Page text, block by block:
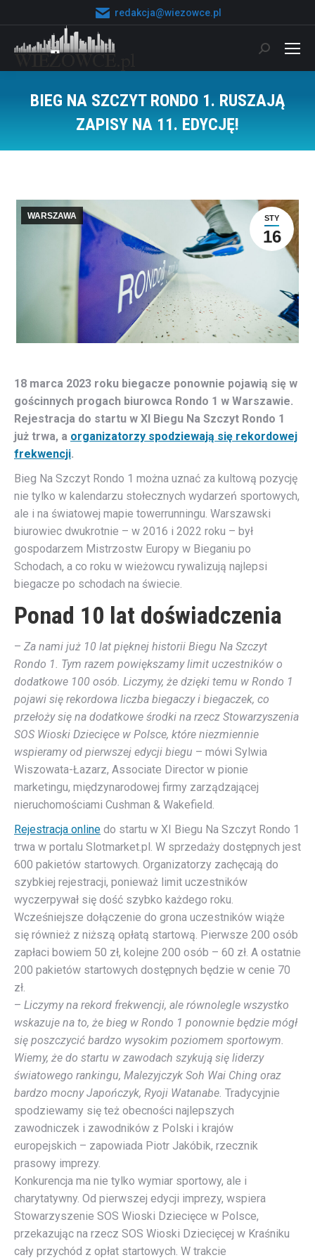
redakcja@wiezowce.pl
Szukaj:
BIEG NA SZCZYT RONDO 1. RUSZAJĄ
ZAPISY NA 11. EDYCJĘ!
STY
16
WARSZAWA
18 marca 2023 roku biegacze ponownie pojawią się w
gościnnych progach biurowca Rondo 1 w Warszawie.
Rejestracja do startu w XI Biegu Na Szczyt Rondo 1
już trwa, a organizatorzy spodziewają się rekordowej
frekwencji.
Bieg Na Szczyt Rondo 1 można uznać za kultową pozycję
nie tylko w kalendarzu stołecznych wydarzeń sportowych,
ale i na światowej mapie towerrunningu. Warszawski
biurowiec dwukrotnie – w 2016 i 2022 roku – był
gospodarzem Mistrzostw Europy w Bieganiu po
Schodach, a co roku w wieżowcu rywalizują najlepsi
biegacze po schodach na świecie.
Ponad 10 lat doświadczenia
– Za nami już 10 lat pięknej historii Biegu Na Szczyt
Rondo 1. Tym razem powiększamy limit uczestników o
dodatkowe 100 osób. Liczymy, że dzięki temu w Rondo 1
pojawi się rekordowa liczba biegaczy i biegaczek, co
przełoży się na dodatkowe środki na rzecz Stowarzyszenia
SOS Wioski Dziecięce w Polsce, które niezmiennie
wspieramy od pierwszej edycji biegu – mówi Sylwia
Wiszowata-Łazarz, Associate Director w pionie
marketingu, międzynarodowej firmy zarządzającej
nieruchomościami Cushman & Wakefield.
Rejestracja online do startu w XI Biegu Na Szczyt Rondo 1
trwa w portalu Slotmarket.pl. W sprzedaży dostępnych jest
600 pakietów startowych. Organizatorzy zachęcają do
szybkiej rejestracji, ponieważ limit uczestników
wyczerpywał się dość szybko każdego roku.
Wcześniejsze dołączenie do grona uczestników wiąże
się również z niższą opłatą startową. Pierwsze 200 osób
zapłaci bowiem 50 zł, kolejne 200 osób – 60 zł. A ostatnie
200 pakietów startowych dostępnych będzie w cenie 70
zł.
– Liczymy na rekord frekwencji, ale równolegle wszystko
wskazuje na to, że bieg w Rondo 1 ponownie będzie mógł
się poszczycić bardzo wysokim poziomem sportowym.
Wiemy, że do startu w zawodach szykują się liderzy
światowego rankingu, Malezyjczyk Soh Wai Ching oraz
bardzo mocny Japończyk, Ryoji Watanabe. Tradycyjnie
spodziewamy się też obecności najlepszych
zawodniczek i zawodników z Polski i krajów
europejskich – zapowiada Piotr Jakóbik, rzecznik
prasowy imprezy.
Konkurencja ma nie tylko wymiar sportowy, ale i
charytatywny. Od pierwszej edycji imprezy, wspiera
Stowarzyszenie SOS Wioski Dziecięce w Polsce,
przekazując na rzecz SOS Wioski Dziecięcej w Kraśniku
cały przychód z opłat startowych. W trakcie